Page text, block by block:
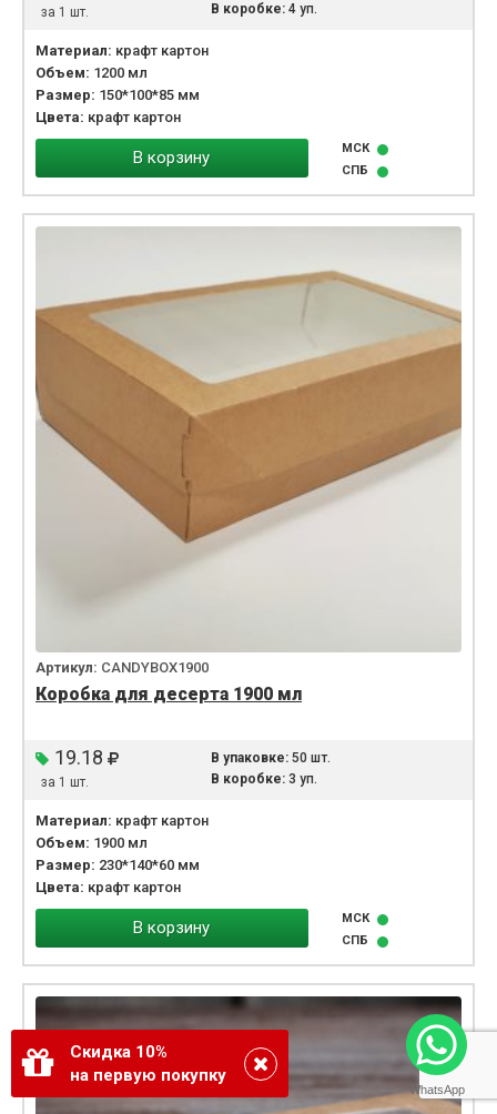
за 1 шт.
В коробке:4 уп.
Материал: крафт картон
Объем: 1200 мл
Размер: 150*100*85 мм
Цвета: крафт картон
В корзину
МСК
СПБ
Артикул: CANDYBOX1900
Коробка для десерта 1900 мл
19.18
за 1 шт.
В упаковке:50 шт.
В коробке:3 уп.
Материал: крафт картон
Объем: 1900 мл
Размер: 230*140*60 мм
Цвета: крафт картон
В корзину
МСК
СПБ
Скидка 10%
на первую покупку
WhatsApp